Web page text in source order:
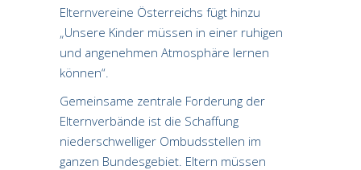
Elternvereine Österreichs fügt hinzu
„Unsere Kinder müssen in einer ruhigen
und angenehmen Atmosphäre lernen
können“.
Gemeinsame zentrale Forderung der
Elternverbände ist die Schaffung
niederschwelliger Ombudsstellen im
ganzen Bundesgebiet. Eltern müssen